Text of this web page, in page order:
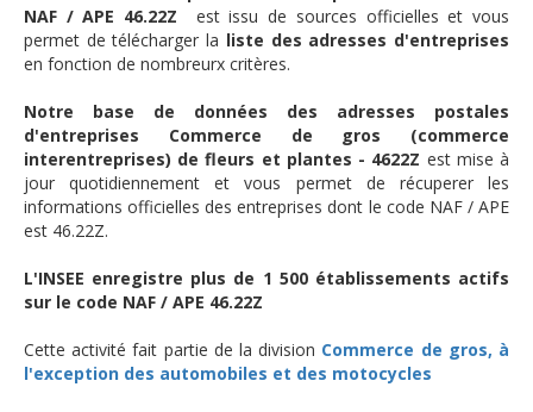
NAF / APE 46.22Z
est issu de sources officielles et vous
permet de télécharger la liste des adresses d'entreprises
en fonction de nombreurx critères.
Notre base de données des adresses postales
d'entreprises Commerce de gros (commerce
interentreprises) de fleurs et plantes - 4622Z est mise à
jour quotidiennement et vous permet de récuperer les
informations officielles des entreprises dont le code NAF / APE
est 46.22Z.
L'INSEE enregistre plus de 1 500 établissements actifs
sur le code NAF / APE 46.22Z
Cette activité fait partie de la division Commerce de gros, à
l'exception des automobiles et des motocycles